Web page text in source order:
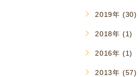
2019年 (30)
2018年 (1)
2016年 (1)
2013年 (57)